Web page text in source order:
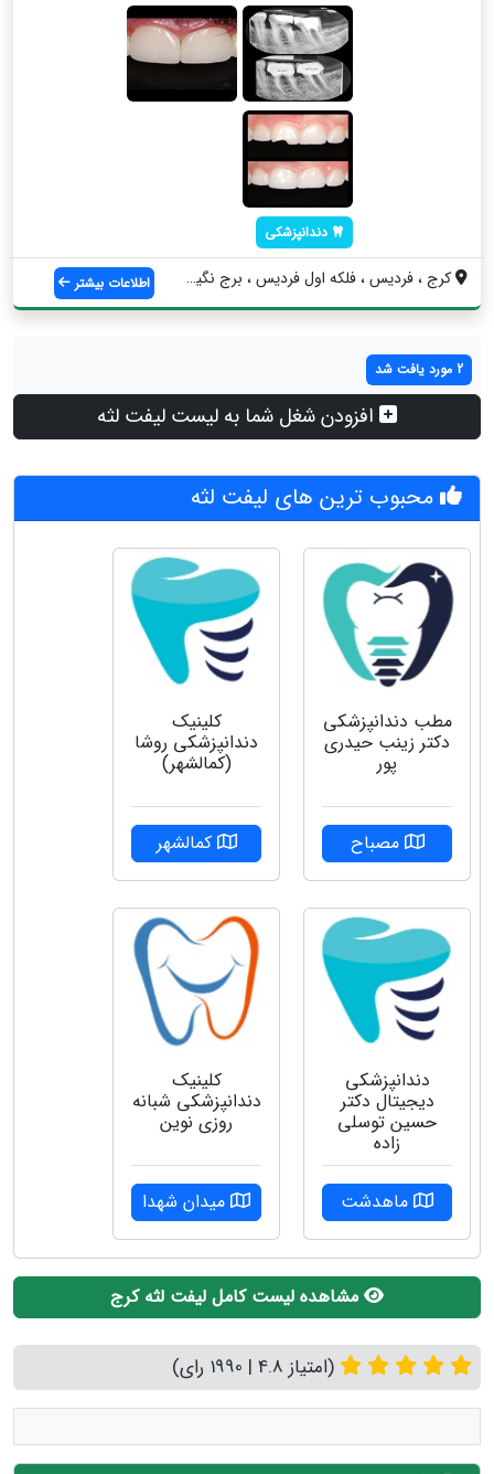
دندانپزشکی
کرج ، فردیس ، فلکه اول فردیس ، برج نگین ... اطلاعات بیشتر
2 مورد یافت شد
افزودن شغل شما به لیست لیفت لثه
محبوب ترین های لیفت لثه
مطب دندانپزشکی
دکتر زینب حیدری
پور
مصباح
کلینیک
دندانپزشکی روشا
(کمالشهر)
کمالشهر
دندانپزشکی
دیجیتال دکتر
حسین توسلی
زاده
ماهدشت
کلینیک
دندانپزشکی شبانه
روزی نوین
میدان شهدا
مشاهده لیست کامل لیفت لثه کرج
(امتیاز 4.8 | 1990 رای)